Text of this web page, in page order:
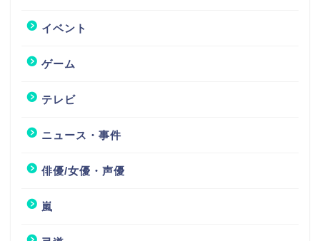
イベント
ゲーム
テレビ
ニュース・事件
俳優/女優・声優
嵐